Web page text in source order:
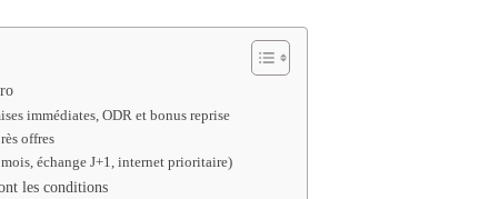
immédiates, ODR et bonus reprise
offres
échange J+1, internet prioritaire)
les conditions